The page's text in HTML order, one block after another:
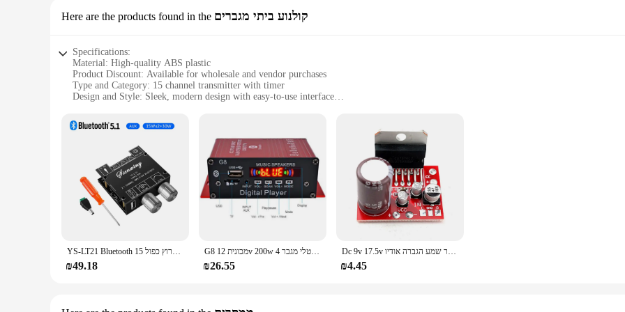
Here are the products found in the קולנוע ביתי מגברים
Specifications:
Material: High-quality ABS plastic
Product Discount: Available for wholesale and vendor purchases
Type and Category: 15 channel transmitter with timer
Design and Style: Sleek, modern design with easy-to-use interface
Performance and Property: Reliable, long-range signal transmission
Parts and Accessories: Comes with a user-friendly remote control
|Vendors|
**Enhanced Home Theater Experience**
The 15 channel transmitter with timer is the ultimate accessory for any home theater enthusiast. Designed to deliver high-quality audio,
detail of your favorite movies and TV shows is heard with crystal clarity. The sleek, modern design not only looks great but also offers an
you're setting up a dedicated home theater or upgrading your existing system, this transmitter is the perfect choice.
This transmitter is not just about amplification; it's also about convenience. The 15 channel capability allows for a wide range of audio
perfection. The timer function is a game-changer, allowing you to set the audio to turn on and off at specific times, making it ideal for
Built to last, the 15 channel transmitter with timer boasts a robust signal transmission range, ensuring that your audio reaches every
YS-LT21 Bluetooth דיגיטלי מגבר לוח מודול 2.1 סטריאו ערוץ כפול 15W + 15W + 30W עם גבוהה ונמוכה טון תמיכה APP
₪49.18
G8 מכונית 12v 200w 4 ערוץ כוח דיגיטלי מגבר Bluetooth aux fm mp3
₪26.55
Dc 9v 17.5v מגבר שמע הגברה אודיו tda7379 cd7379 cd7379 cd7379 cd7379 מגבר כוח גבוהה סטריאו 38w x 2 dc
₪4.45